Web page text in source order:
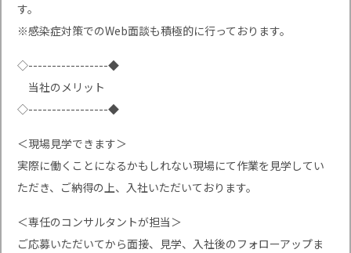
す。
※感染症対策でのWeb面談も積極的に行っております。
◇-----------------◆
当社のメリット
◇-----------------◆
＜現場見学できます＞
実際に働くことになるかもしれない現場にて作業を見学してい
ただき、ご納得の上、入社いただいております。
＜専任のコンサルタントが担当＞
ご応募いただいてから面接、見学、入社後のフォローアップま